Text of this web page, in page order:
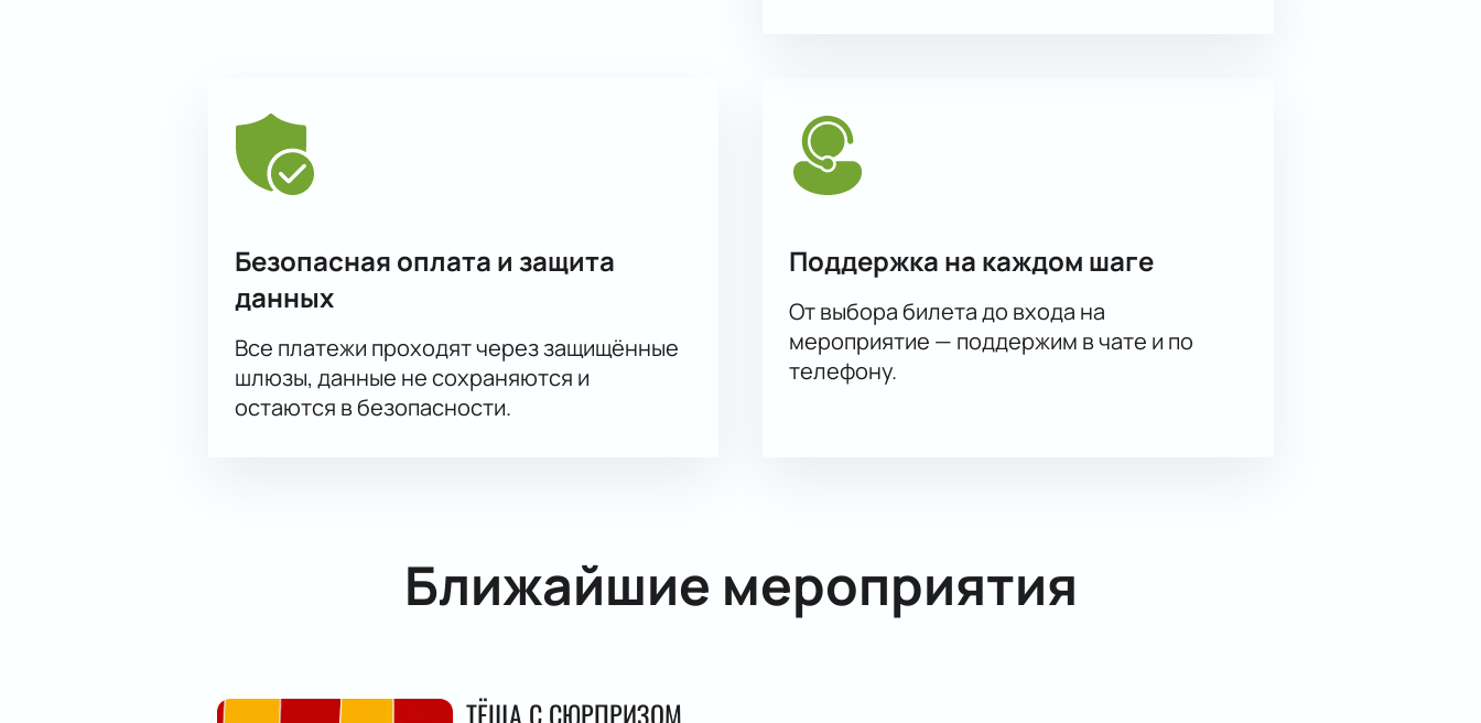
Безопасная оплата и защита
данных
Все платежи проходят через защищённые
шлюзы, данные не сохраняются и
остаются в безопасности.
Поддержка на каждом шаге
От выбора билета до входа на
мероприятие — поддержим в чате и по
телефону.
Ближайшие мероприятия
ТЁЩА С СЮРПРИЗОМ